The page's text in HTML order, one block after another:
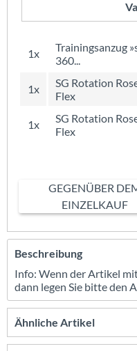
1x
Trainingsanzug
360...
1x
SG Rotation
Flex
1x
SG Rotation
Flex
GEGENÜBER
EINZELKAUF
Beschreibung
Info: Wenn der Artikel
dann legen Sie bitte den
Ähnliche Artikel